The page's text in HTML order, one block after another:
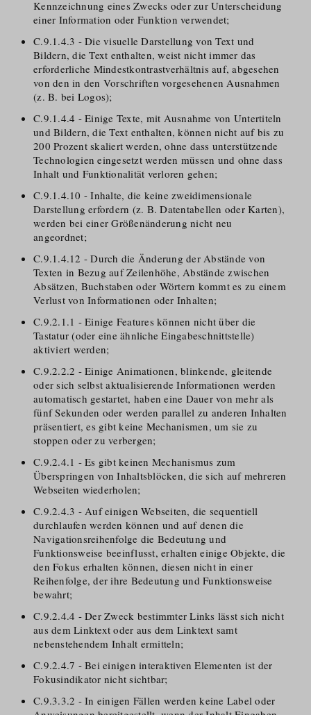
Kennzeichnung eines Zwecks oder zur Unterscheidung
einer Information oder Funktion verwendet;
C.9.1.4.3 - Die visuelle Darstellung von Text und
Bildern, die Text enthalten, weist nicht immer das
erforderliche Mindestkontrastverhältnis auf, abgesehen
von den in den Vorschriften vorgesehenen Ausnahmen
(z. B. bei Logos);
C.9.1.4.4 - Einige Texte, mit Ausnahme von Untertiteln
und Bildern, die Text enthalten, können nicht auf bis zu
200 Prozent skaliert werden, ohne dass unterstützende
Technologien eingesetzt werden müssen und ohne dass
Inhalt und Funktionalität verloren gehen;
C.9.1.4.10 - Inhalte, die keine zweidimensionale
Darstellung erfordern (z. B. Datentabellen oder Karten),
werden bei einer Größenänderung nicht neu
angeordnet;
C.9.1.4.12 - Durch die Änderung der Abstände von
Texten in Bezug auf Zeilenhöhe, Abstände zwischen
Absätzen, Buchstaben oder Wörtern kommt es zu einem
Verlust von Informationen oder Inhalten;
C.9.2.1.1 - Einige Features können nicht über die
Tastatur (oder eine ähnliche Eingabeschnittstelle)
aktiviert werden;
C.9.2.2.2 - Einige Animationen, blinkende, gleitende
oder sich selbst aktualisierende Informationen werden
automatisch gestartet, haben eine Dauer von mehr als
fünf Sekunden oder werden parallel zu anderen Inhalten
präsentiert, es gibt keine Mechanismen, um sie zu
stoppen oder zu verbergen;
C.9.2.4.1 - Es gibt keinen Mechanismus zum
Überspringen von Inhaltsblöcken, die sich auf mehreren
Webseiten wiederholen;
C.9.2.4.3 - Auf einigen Webseiten, die sequentiell
durchlaufen werden können und auf denen die
Navigationsreihenfolge die Bedeutung und
Funktionsweise beeinflusst, erhalten einige Objekte, die
den Fokus erhalten können, diesen nicht in einer
Reihenfolge, der ihre Bedeutung und Funktionsweise
bewahrt;
C.9.2.4.4 - Der Zweck bestimmter Links lässt sich nicht
aus dem Linktext oder aus dem Linktext samt
nebenstehendem Inhalt ermitteln;
C.9.2.4.7 - Bei einigen interaktiven Elementen ist der
Fokusindikator nicht sichtbar;
C.9.3.3.2 - In einigen Fällen werden keine Label oder